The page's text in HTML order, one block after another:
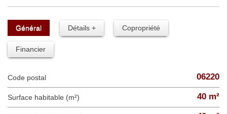
Général Détails + Copropriété
Financier
Code postal 06220
Surface habitable (m²) 40 m²